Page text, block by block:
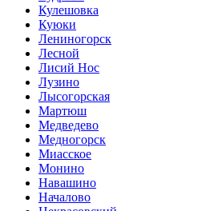
Кулешовка
Куюки
Лениногорск
Лесной
Лисий Нос
Лузино
Лысогорская
Мартюш
Медведево
Медногорск
Миасское
Монино
Навашино
Началово